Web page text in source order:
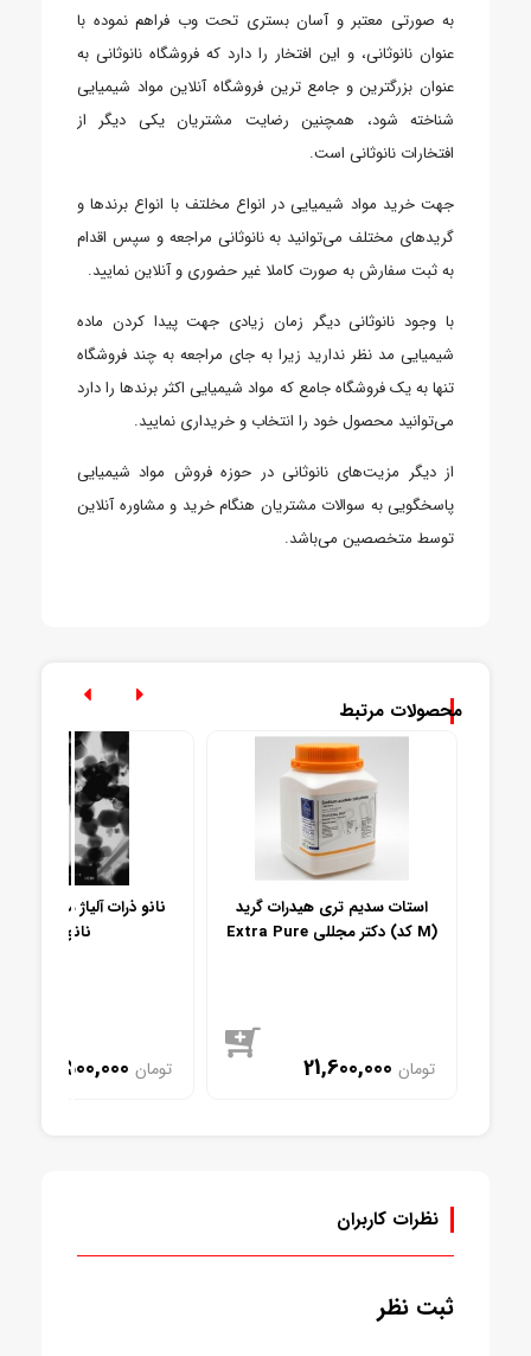
به صورتی معتبر و آسان بستری تحت وب فراهم نموده با
عنوان نانوثانی، و این افتخار را دارد که فروشگاه نانوثانی به
عنوان بزرگترین و جامع ترین فروشگاه آنلاین مواد شیمیایی
شناخته شود، همچنین رضایت مشتریان یکی دیگر از
افتخارات نانوثانی است.
جهت خرید مواد شیمیایی در انواع مخلتف با انواع برندها و
گریدهای مختلف می‌توانید به نانوثانی مراجعه و سپس اقدام
به ثبت سفارش به صورت کاملا غیر حضوری و آنلاین نمایید.
با وجود نانوثانی دیگر زمان زیادی جهت پیدا کردن ماده
شیمیایی مد نظر ندارید زیرا به جای مراجعه به چند فروشگاه
تنها به یک فروشگاه جامع که مواد شیمیایی اکثر برندها را دارد
می‌توانید محصول خود را انتخاب و خریداری نمایید.
از دیگر مزیت‌های نانوثانی در حوزه فروش مواد شیمیایی
پاسخگویی به سوالات مشتریان هنگام خرید و مشاوره آنلاین
توسط متخصصین می‌باشد.
محصولات مرتبط
استات سدیم تری هیدرات گرید
Extra Pure دکتر مجللی (کد M)
21,600,000 تومان
نانومتر
1,500,000 تومان
نظرات کاربران
ثبت نظر